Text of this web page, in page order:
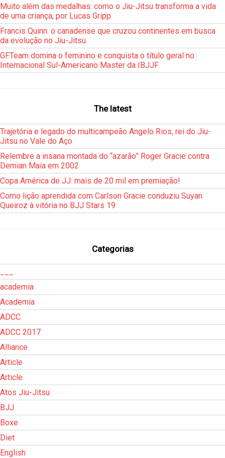
Muito além das medalhas: como o Jiu-Jitsu transforma a vida
de uma criança, por Lucas Gripp
Francis Quinn: o canadense que cruzou continentes em busca
da evolução no Jiu-Jitsu
GFTeam domina o feminino e conquista o título geral no
Internacional Sul-Americano Master da IBJJF
The latest
Trajetória e legado do multicampeão Angelo Rios, rei do Jiu-
Jitsu no Vale do Aço
Relembre a insana montada do “azarão” Roger Gracie contra
Demian Maia em 2002
Copa América de JJ: mais de 20 mil em premiação!
Como lição aprendida com Carlson Gracie conduziu Suyan
Queiroz à vitória no BJJ Stars 19
Categorias
academia
Academia
ADCC
ADCC 2017
Alliance
Article
Article
Atos Jiu-Jitsu
BJJ
Boxe
Diet
English